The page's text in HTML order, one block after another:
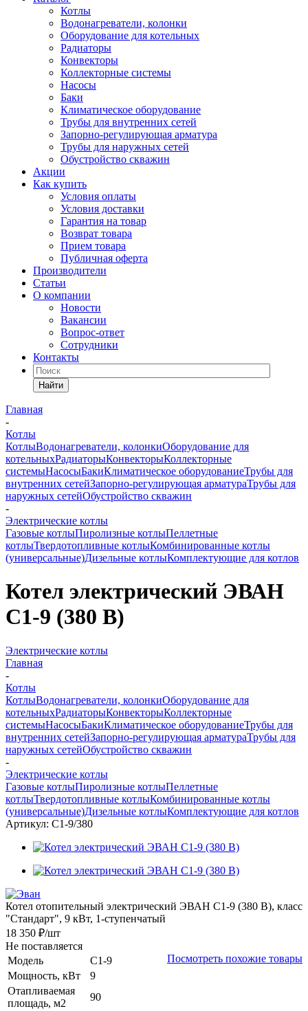
Котлы
Водонагреватели, колонки
Оборудование для котельных
Радиаторы
Конвекторы
Коллекторные системы
Насосы
Баки
Климатическое оборудование
Трубы для внутренних сетей
Запорно-регулирующая арматура
Трубы для наружных сетей
Обустройство скважин
Акции
Как купить
Условия оплаты
Условия доставки
Гарантия на товар
Возврат товара
Прием товара
Публичная оферта
Производители
Статьи
О компании
Новости
Вакансии
Вопрос-ответ
Сотрудники
Контакты
Найти
Главная
-
Котлы
КотлыВодонагреватели, колонкиОборудование для
котельныхРадиаторыКонвекторыКоллекторные
системыНасосыБакиКлиматическое оборудованиеТрубы для
внутренних сетейЗапорно-регулирующая арматураТрубы для
наружных сетейОбустройство скважин
-
Электрические котлы
Газовые котлыПиролизные котлыПеллетные
котлыТвердотопливные котлыКомбинированные котлы
(универсальные)Дизельные котлыКомплектующие для котлов
Котел электрический ЭВАН
С1-9 (380 В)
Электрические котлы
Главная
-
Котлы
КотлыВодонагреватели, колонкиОборудование для
котельныхРадиаторыКонвекторыКоллекторные
системыНасосыБакиКлиматическое оборудованиеТрубы для
внутренних сетейЗапорно-регулирующая арматураТрубы для
наружных сетейОбустройство скважин
-
Электрические котлы
Газовые котлыПиролизные котлыПеллетные
котлыТвердотопливные котлыКомбинированные котлы
(универсальные)Дизельные котлыКомплектующие для котлов
Артикул: С1-9/380
Котел отопительный электрический ЭВАН С1-9 (380 В), класс
"Стандарт", 9 кВт, 1-ступенчатый
18 350 ₽/шт
Не поставляется
Посмотреть похожие товары
Модель
С1-9
Мощность, кВт
9
Отапливаемая
площадь, м2
90